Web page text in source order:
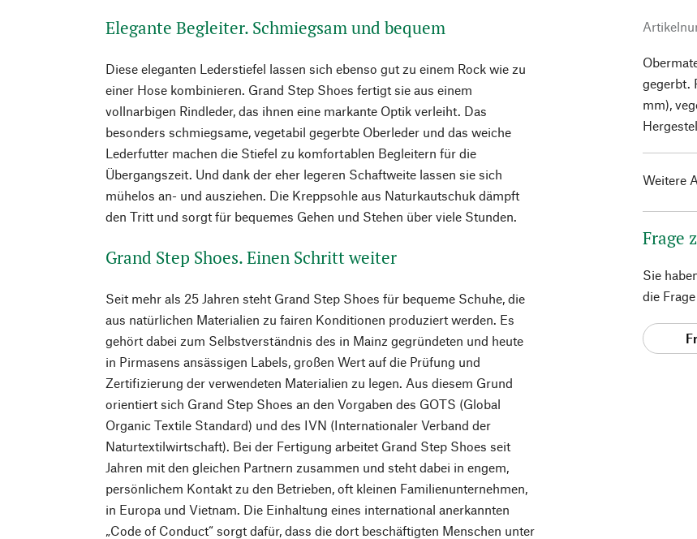
Elegante Begleiter. Schmiegsam und bequem
Diese eleganten Lederstiefel lassen sich ebenso gut zu einem Rock wie zu
einer Hose kombinieren. Grand Step Shoes fertigt sie aus einem
vollnarbigen Rindleder, das ihnen eine markante Optik verleiht. Das
besonders schmiegsame, vegetabil gegerbte Oberleder und das weiche
Lederfutter machen die Stiefel zu komfortablen Begleitern für die
Übergangszeit. Und dank der eher legeren Schaftweite lassen sie sich
mühelos an- und ausziehen. Die Kreppsohle aus Naturkautschuk dämpft
den Tritt und sorgt für bequemes Gehen und Stehen über viele Stunden.
Grand Step Shoes. Einen Schritt weiter
Seit mehr als 25 Jahren steht Grand Step Shoes für bequeme Schuhe, die
aus natürlichen Materialien zu fairen Konditionen produziert werden. Es
gehört dabei zum Selbstverständnis des in Mainz gegründeten und heute
in Pirmasens ansässigen Labels, großen Wert auf die Prüfung und
Zertifizierung der verwendeten Materialien zu legen. Aus diesem Grund
orientiert sich Grand Step Shoes an den Vorgaben des GOTS (Global
Organic Textile Standard) und des IVN (Internationaler Verband der
Naturtextilwirtschaft). Bei der Fertigung arbeitet Grand Step Shoes seit
Jahren mit den gleichen Partnern zusammen und steht dabei in engem,
persönlichem Kontakt zu den Betrieben, oft kleinen Familienunternehmen,
in Europa und Vietnam. Die Einhaltung eines international anerkannten
„Code of Conduct“ sorgt dafür, dass die dort beschäftigten Menschen unter
gegerbt.
mm),
Weitere
Frage
Sie
die